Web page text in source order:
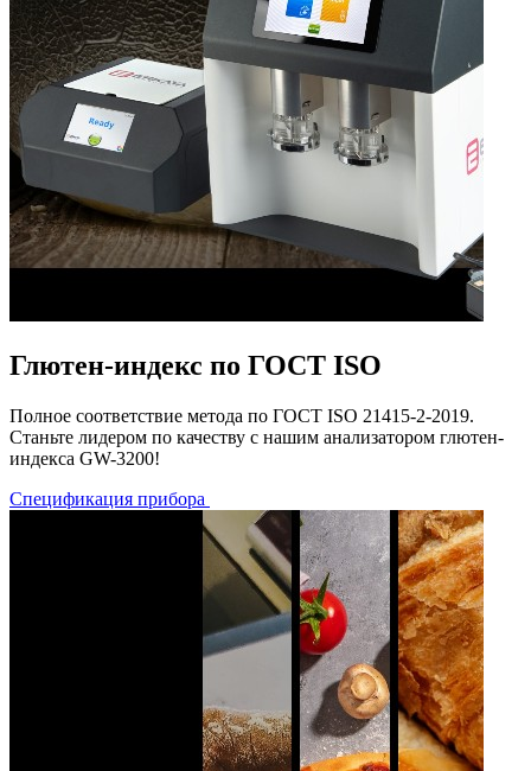
Глютен-индекс по ГОСТ ISO
Полное соответствие метода по ГОСТ ISO 21415-2-2019.
Станьте лидером по качеству с нашим анализатором глютен-
индекса GW-3200!
Спецификация прибора